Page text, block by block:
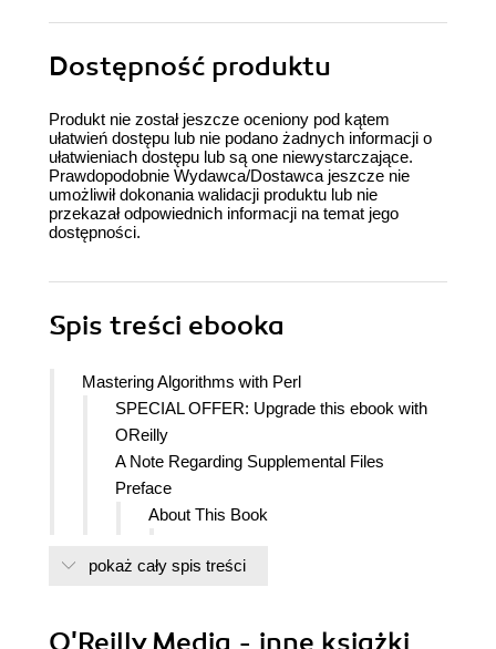
Dostępność produktu
Produkt nie został jeszcze oceniony pod kątem
ułatwień dostępu lub nie podano żadnych informacji o
ułatwieniach dostępu lub są one niewystarczające.
Prawdopodobnie Wydawca/Dostawca jeszcze nie
umożliwił dokonania walidacji produktu lub nie
przekazał odpowiednich informacji na temat jego
dostępności.
Spis treści ebooka
Mastering Algorithms with Perl
SPECIAL OFFER: Upgrade this ebook with
OReilly
A Note Regarding Supplemental Files
Preface
About This Book
Organization of This Book
pokaż cały spis treści